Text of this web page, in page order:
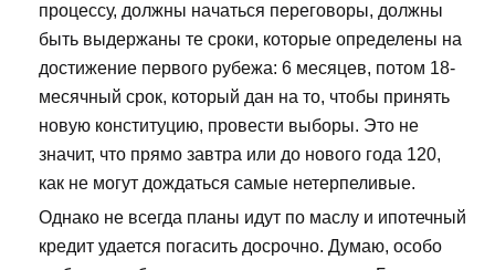
процессу, должны начаться переговоры, должны
быть выдержаны те сроки, которые определены на
достижение первого рубежа: 6 месяцев, потом 18-
месячный срок, который дан на то, чтобы принять
новую конституцию, провести выборы. Это не
значит, что прямо завтра или до нового года 120,
как не могут дождаться самые нетерпеливые.
Однако не всегда планы идут по маслу и ипотечный
кредит удается погасить досрочно. Думаю, особо